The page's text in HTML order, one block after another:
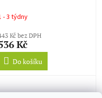
- 3 týdny
Kč bez DPH
Kč
Do košíku